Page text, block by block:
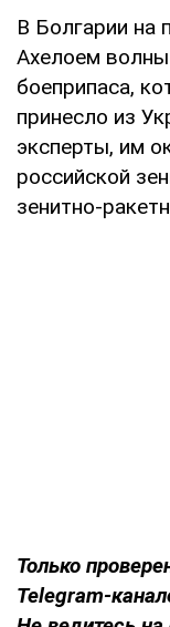
В Болгарии
Ахелоем волны
боеприпаса,
принесло из
эксперты, им
российской
зенитно-
Только
Telegram-